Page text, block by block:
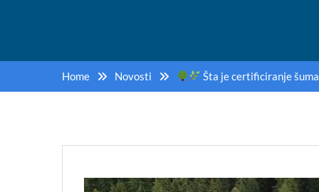
Home Novosti Šta je certificiranje
Video